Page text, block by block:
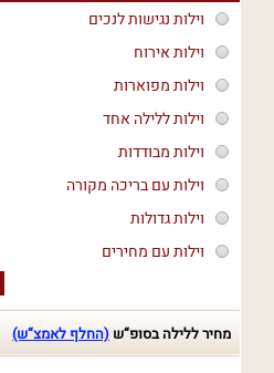
וילות נגישות לנכים
וילות אירוח
וילות מפוארות
וילות ללילה אחד
וילות מבודדות
וילות עם בריכה מקורה
וילות גדולות
וילות עם מחירים
מחיר ללילה בסופ“ש (החלף לאמצ“ש)